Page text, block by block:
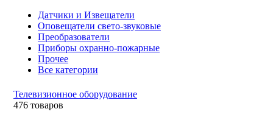
Датчики и Извещатели
Оповещатели свето-звуковые
Преобразователи
Приборы охранно-пожарные
Прочее
Все категории
Телевизионное оборудование
476 товаров